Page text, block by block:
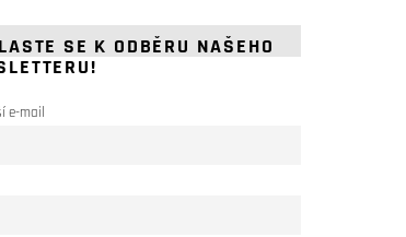
SE K ODBĚRU NAŠEHO
e-mail